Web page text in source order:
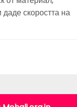
скоростта на